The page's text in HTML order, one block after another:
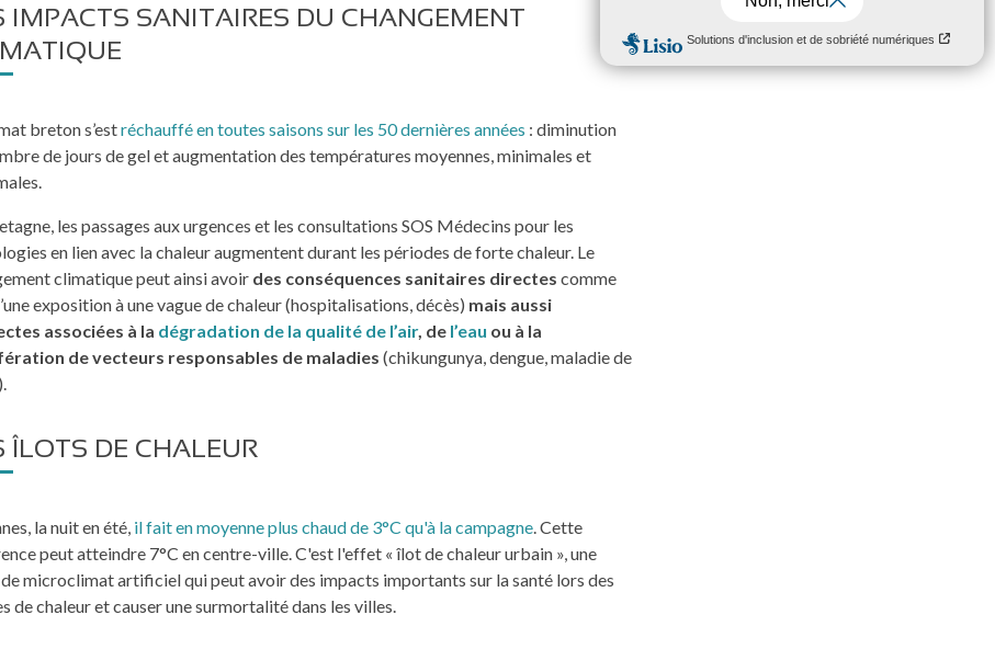
IMPACTS SANITAIRES DU CHANGEMENT
breton s’estréchauffé en toutes saisons sur les 50 dernières années : diminution
de jours de gel et augmentation des températures moyennes, minimales et
les passages aux urgences et les consultations SOS Médecins pour les
en lien avec la chaleur augmentent durant les périodes de forte chaleur. Le
climatique peut ainsi avoir des conséquences sanitaires directes comme
exposition à une vague de chaleur (hospitalisations, décès) mais aussi
associées à la dégradation de la qualité de l’air, de l’eau ou à la
de vecteurs responsables de maladies (chikungunya, dengue, maladie de
ÎLOTS DE CHALEUR
la nuit en été, il fait en moyenne plus chaud de 3°C qu'à la campagne . Cette
peut atteindre 7°C en centre-ville. C'est l'effet ­« îlot de chaleur urbain », une
microclimat artificiel qui peut avoir des impacts importants sur la santé lors des
de chaleur et causer une surmortalité dans les villes.